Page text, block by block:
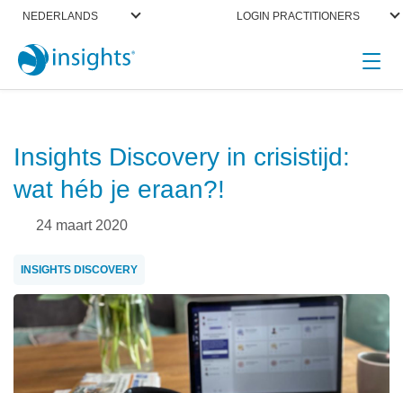
NEDERLANDS LOGIN PRACTITIONERS
Insights Discovery in crisistijd:
wat héb je eraan?!
24 maart 2020
INSIGHTS DISCOVERY